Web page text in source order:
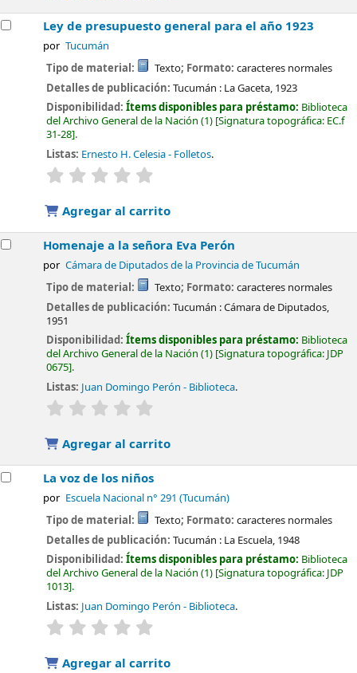
Ley de presupuesto general para el año 1923
por Tucumán
Tipo de material: Texto; Formato: caracteres normales
Detalles de publicación:Tucumán : La Gaceta, 1923
Disponibilidad:Ítems disponibles para préstamo: Biblioteca
del Archivo General de la Nación (1) Signatura topográfica: EC.f
31-28 .
Listas: Ernesto H. Celesia - Folletos.
valoración
Agregar al carrito
Homenaje a la señora Eva Perón
por Cámara de Diputados de la Provincia de Tucumán
Tipo de material: Texto; Formato: caracteres normales
Detalles de publicación:Tucumán :Cámara de Diputados,
1951
Disponibilidad:Ítems disponibles para préstamo: Biblioteca
del Archivo General de la Nación (1) Signatura topográfica: JDP
0675 .
Listas: Juan Domingo Perón - Biblioteca.
valoración
Agregar al carrito
La voz de los niños
por Escuela Nacional n° 291 (Tucumán)
Tipo de material: Texto; Formato: caracteres normales
Detalles de publicación:Tucumán : La Escuela, 1948
Disponibilidad:Ítems disponibles para préstamo: Biblioteca
del Archivo General de la Nación (1) Signatura topográfica: JDP
1013 .
Listas: Juan Domingo Perón - Biblioteca.
valoración
Agregar al carrito